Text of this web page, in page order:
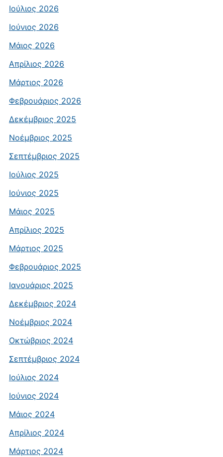
Ιούλιος 2026
Ιούνιος 2026
Μάιος 2026
Απρίλιος 2026
Μάρτιος 2026
Φεβρουάριος 2026
Δεκέμβριος 2025
Νοέμβριος 2025
Σεπτέμβριος 2025
Ιούλιος 2025
Ιούνιος 2025
Μάιος 2025
Απρίλιος 2025
Μάρτιος 2025
Φεβρουάριος 2025
Ιανουάριος 2025
Δεκέμβριος 2024
Νοέμβριος 2024
Οκτώβριος 2024
Σεπτέμβριος 2024
Ιούλιος 2024
Ιούνιος 2024
Μάιος 2024
Απρίλιος 2024
Μάρτιος 2024